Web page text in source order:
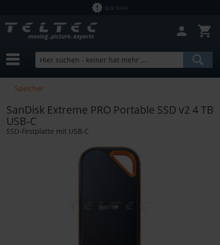
B2B SHOP
Speicher
SanDisk Extreme PRO Portable SSD v2 4 TB
USB-C
SSD-Festplatte mit USB-C